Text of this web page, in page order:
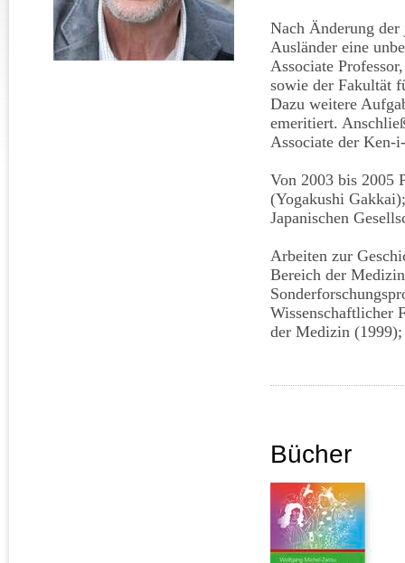
Nach Änderung der
Ausländer eine
Associate
sowie der Fakultät
Dazu weitere
emeritiert.
Associate der Ken-
Von 2003 bis 2005
(Yogakushi
Japanischen
Arbeiten zur
Bereich der
Wissenschaftlicher
der Medizin
Bücher